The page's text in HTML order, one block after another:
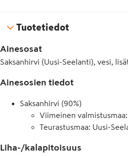
Tuotetiedot
Ainesosat
Saksanhirvi (Uusi-Seelanti), vesi,
Ainesosien tiedot
Saksanhirvi (90%)
Viimeinen
Teurastusmaa: Uusi-
Liha-/kalapitoisuus